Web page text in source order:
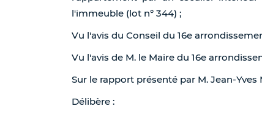
l'immeuble (lot n° 344) ;
Vu l'avis du Conseil du 16e
Vu l'avis de M. le Maire du 16e
Sur le rapport présenté par M. Jean-
Délibère :